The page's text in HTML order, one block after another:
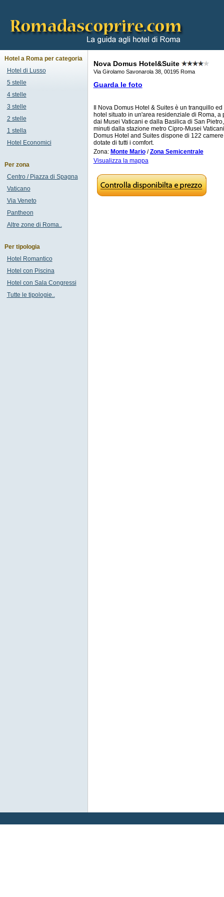
Nova Domus Hotel&Suite
Via Girolamo Savonarola 38, 00195 Roma
Guarda le foto
Il Nova Domus Hotel & Suites è un tranquillo
hotel situato in un'area residenziale di Roma, a
dai Musei Vaticani e dalla Basilica di San
minuti dalla stazione metro Cipro-Musei
Domus Hotel and Suites dispone di 122
dotate di tutti i comfort.
Zona: Monte Mario/Zona Semicentrale
Visualizza la mappa
Hotel a Roma per categoria
Hotel di Lusso
5 stelle
4 stelle
3 stelle
2 stelle
1 stella
Hotel Economici
Per zona
Centro / Piazza di Spagna
Vaticano
Via Veneto
Pantheon
Altre zone di Roma..
Per tipologia
Hotel Romantico
Hotel con Piscina
Hotel con Sala Congressi
Tutte le tipologie..